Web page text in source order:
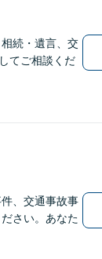
続・遺言、交
てご相談くだ
、交通事故事
さい。あなた